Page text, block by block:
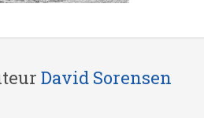
David Sorensen